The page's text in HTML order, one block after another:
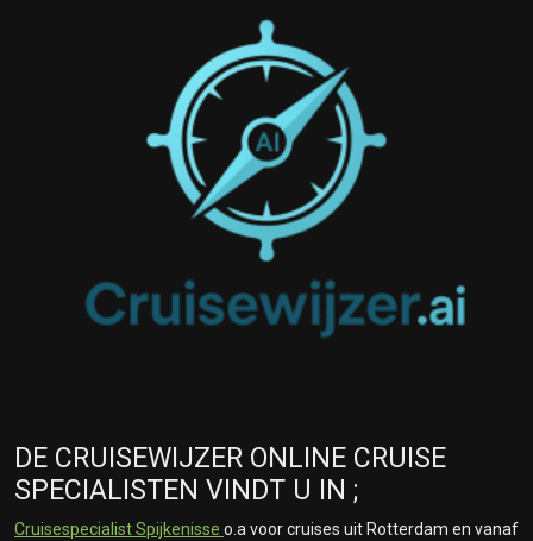
DE CRUISEWIJZER ONLINE CRUISE
SPECIALISTEN VINDT U IN ;
Cruisespecialist Spijkenisse o.a voor cruises uit Rotterdam en vanaf